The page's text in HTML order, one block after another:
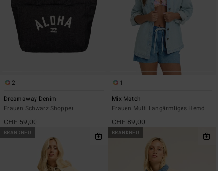
2
Dreamaway Denim
Frauen Schwarz Shopper
CHF 59,00
1
Mix Match
Frauen Multi Langärmliges Hemd
CHF 89,00
BRANDNEU BRANDNEU